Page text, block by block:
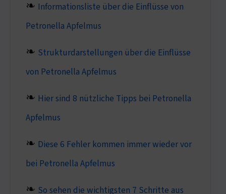
Informationsliste über die Einflüsse von
Petronella Apfelmus
Strukturdarstellungen über die Einflüsse
von Petronella Apfelmus
Hier sind 8 nützliche Tipps bei Petronella
Apfelmus
Diese 6 Fehler kommen immer wieder vor
bei Petronella Apfelmus
So sehen die wichtigsten 7 Schritte aus